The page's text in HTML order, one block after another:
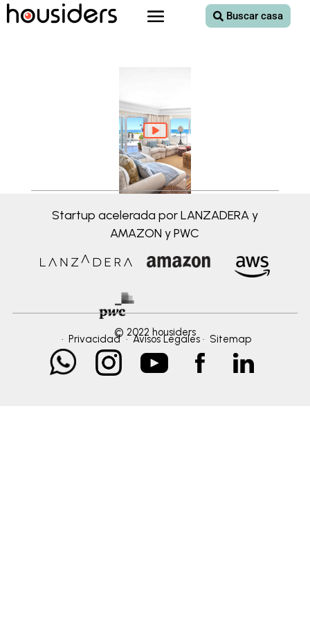
Buscar casa
Startup acelerada por LANZADERA y
AMAZON y PWC
© 2022 housiders
· Privacidad·Avisos Legales · Sitemap